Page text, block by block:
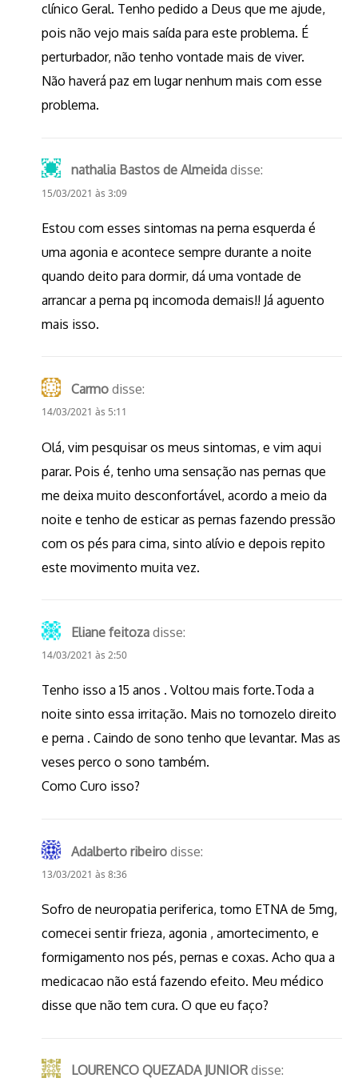
clínico Geral. Tenho pedido a Deus que me ajude,
pois não vejo mais saída para este problema. É
perturbador, não tenho vontade mais de viver.
Não haverá paz em lugar nenhum mais com esse
problema.
nathalia Bastos de Almeida disse:
15/03/2021 às 3:09
Estou com esses sintomas na perna esquerda é
uma agonia e acontece sempre durante a noite
quando deito para dormir, dá uma vontade de
arrancar a perna pq incomoda demais!! Já aguento
mais isso.
Carmo disse:
14/03/2021 às 5:11
Olá, vim pesquisar os meus sintomas, e vim aqui
parar. Pois é, tenho uma sensação nas pernas que
me deixa muito desconfortável, acordo a meio da
noite e tenho de esticar as pernas fazendo pressão
com os pés para cima, sinto alívio e depois repito
este movimento muita vez.
Eliane feitoza disse:
14/03/2021 às 2:50
Tenho isso a 15 anos . Voltou mais forte.Toda a
noite sinto essa irritação. Mais no tornozelo direito
e perna . Caindo de sono tenho que levantar. Mas as
veses perco o sono também.
Como Curo isso?
Adalberto ribeiro disse:
13/03/2021 às 8:36
Sofro de neuropatia periferica, tomo ETNA de 5mg,
comecei sentir frieza, agonia , amortecimento, e
formigamento nos pés, pernas e coxas. Acho qua a
medicacao não está fazendo efeito. Meu médico
disse que não tem cura. O que eu faço?
LOURENCO QUEZADA JUNIOR disse: